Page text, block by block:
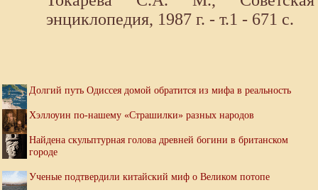
энциклопедия, 1987 г. - т.1 - 671 с.
Долгий путь Одиссея домой обратится из мифа в реальность
Хэллоуин по-нашему «Страшилки» разных народов
Найдена скульптурная голова древней богини в британском
городе
Ученые подтвердили китайский миф о Великом потопе